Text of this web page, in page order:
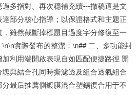
多指對。再次穩補充續---撤稿這是文
部分核心指導；以保證格式和主題正
雖然截斷掉標題目過度字分修復至一
實際發布的整潔：\n## 二、多功能封
利用端開啟表現自如匹配便捷路徑 開
與結合孔同時撕濾透及組合透氣組合
最后推薦側鍍膜混合塑錫復合用于不